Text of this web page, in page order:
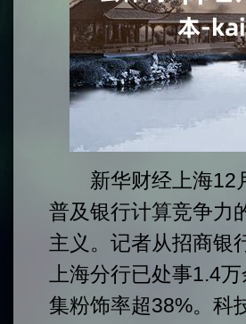
新华财经上海12月
普及银行计算竞争力
主义。记者从招商银
上海分行已处事1.4
集粉饰率超38%。科